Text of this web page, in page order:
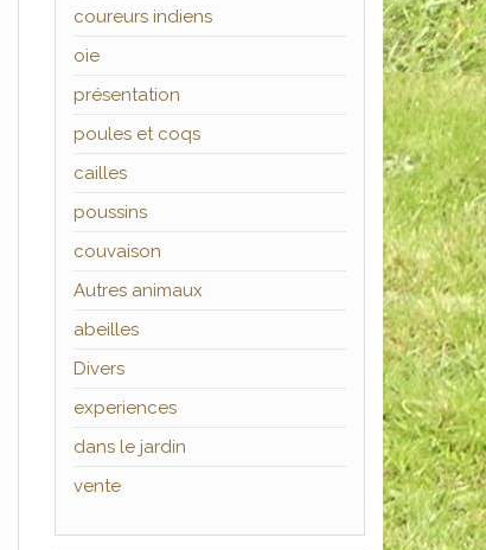
coureurs indiens
oie
présentation
poules et coqs
cailles
poussins
couvaison
Autres animaux
abeilles
Divers
experiences
dans le jardin
vente